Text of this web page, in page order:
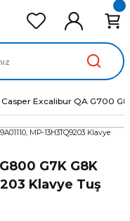
Casper Excalibur QA G700
G7K G8K
Klavye Tuş